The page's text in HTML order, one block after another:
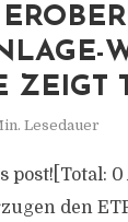
ZEIGT
Lesedauer
post![Total: 0
den